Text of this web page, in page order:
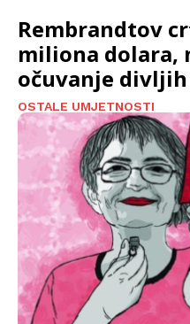
Rembrandtov
miliona dolara,
očuvanje divljih
OSTALE UMJETNOSTI